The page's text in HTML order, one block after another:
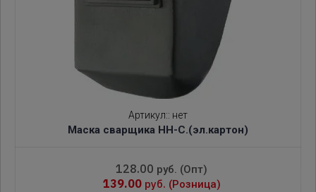
Артикул:: нет
Маска сварщика НН-С.(эл.картон)
128.00 руб. (Опт)
139.00 руб. (Розница)